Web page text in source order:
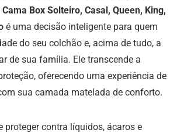
Box Solteiro, Casal, Queen, King,
é uma decisão inteligente para quem
do seu colchão e, acima de tudo, a
de sua família. Ele transcende a
oferecendo uma experiência de
sua camada matelada de conforto.
proteger contra líquidos, ácaros e